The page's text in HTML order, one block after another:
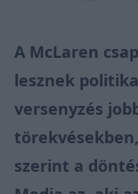
A McLaren
lesznek
versenyzés
szerint a